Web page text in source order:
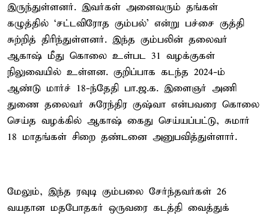
இருந்துள்ளனர். இவர்கள் அனைவரும் தங்கள்
கழுத்தில் ‘சட்டவிரோத கும்பல்’ என்று பச்சை குத்தி
சுற்றித் திரிந்துள்ளனர். இந்த கும்பலின் தலைவர்
ஆகாஷ் மீது கொலை உள்பட 31 வழக்குகள்
நிலுவையில் உள்ளன. குறிப்பாக கடந்த 2024-ம்
ஆண்டு மார்ச் 18-ந்தேதி பா.ஜ.க. இளைஞர் அணி
துணை தலைவர் சுரேந்திர குஷ்வா என்பவரை கொலை
செய்த வழக்கில் ஆகாஷ் கைது செய்யப்பட்டு, சுமார்
18 மாதங்கள் சிறை தண்டனை அனுபவித்துள்ளார்.
மேலும், இந்த ரவுடி கும்பலை சேர்ந்தவர்கள் 26
வயதான மதபோதகர் ஒருவரை கடத்தி வைத்துக்